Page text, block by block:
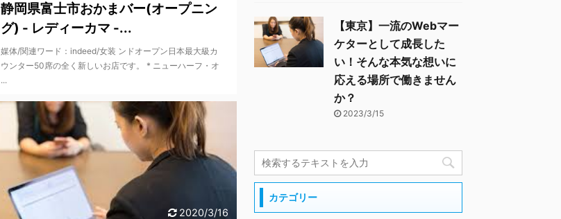
静岡県富士市おかまバー(オープニン
グ) - レディーカマ -...
媒体/関連ワード：indeed/女装 ンドオープン日本最大級カ
ウンター50席の全く新しいお店です。 * ニューハーフ・オ
...
2020/3/16
【東京】一流のWebマー
ケターとして成長した
い！そんな本気な想いに
応える場所で働きません
か？
2023/3/15
カテゴリー